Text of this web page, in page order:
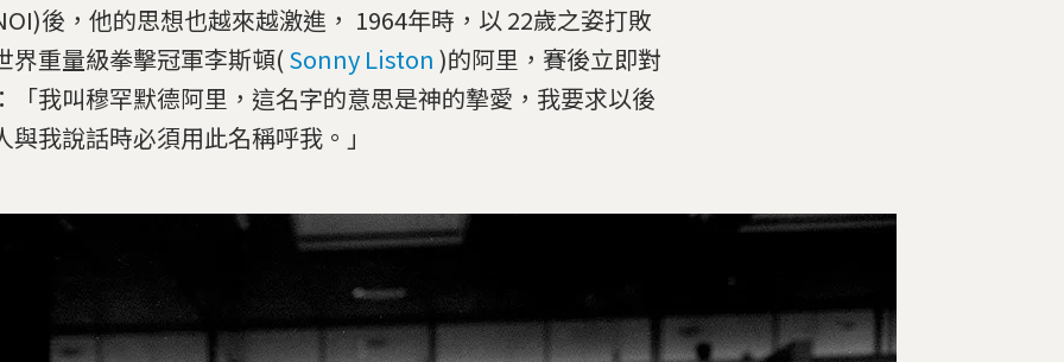
後，他的思想也越來越激進， 1964年時，以 22歲之姿打敗
界重量級拳擊冠軍李斯頓(Sonny Liston )的阿里，賽後立即對
「我叫穆罕默德阿里，這名字的意思是神的摯愛，我要求以後
與我說話時必須用此名稱呼我。」